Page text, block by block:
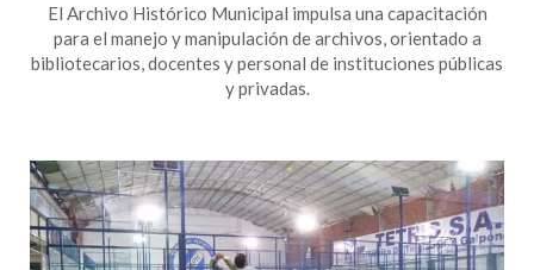
El Archivo Histórico Municipal impulsa una capacitación
para el manejo y manipulación de archivos, orientado a
bibliotecarios, docentes y personal de instituciones públicas
y privadas.